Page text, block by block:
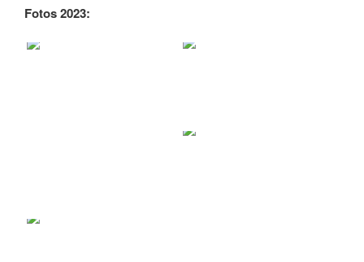
Fotos 2023: